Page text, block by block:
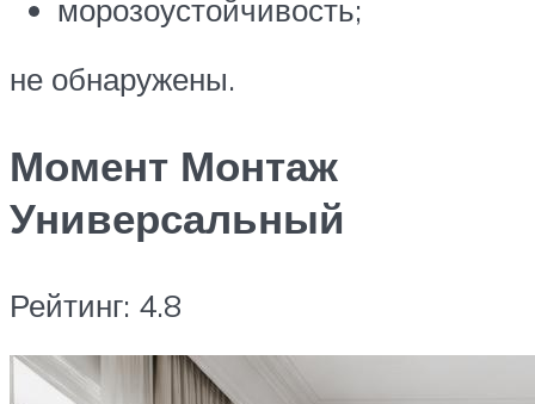
морозоустойчивость;
не обнаружены.
Момент Монтаж
Универсальный
Рейтинг: 4.8